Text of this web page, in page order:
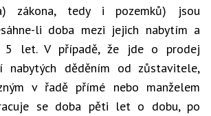
zákona, tedy i pozemků) jsou
li doba mezi jejich nabytím a
5 let. V případě, že jde o prodej
nabytých děděním od zůstavitele,
v řadě přímé nebo manželem
se doba pěti let o dobu, po